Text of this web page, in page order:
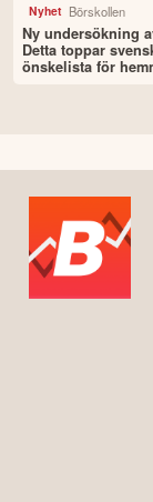
Nyhet Börskollen
Ny undersökning
Detta toppar
önskelista för